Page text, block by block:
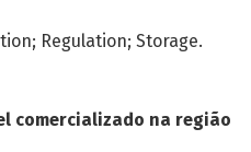
Regulation; Storage.
comercializado na região